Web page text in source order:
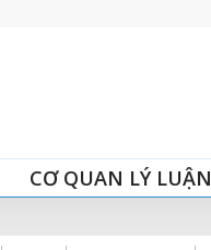
CƠ QUAN LÝ